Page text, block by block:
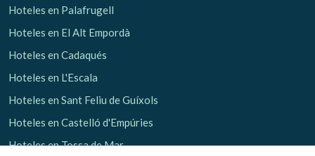
Hoteles en Palafrugell
Hoteles en El Alt Empordà
Hoteles en Cadaqués
Hoteles en L'Escala
Hoteles en Sant Feliu de Guíxols
Hoteles en Castelló d'Empúries
Hoteles en Tossa de Mar